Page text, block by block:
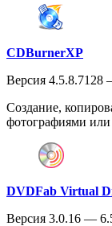
CDBurnerXP
Версия
Создание,
фотографиями
DVDFab Virtual
Версия 3.0.16 —